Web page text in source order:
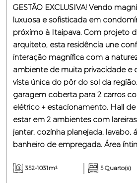
GESTÃO EXCLUSIVA! Vendo
luxuosa e sofisticada em
próximo à Itaipava. Com projeto
arquiteto, esta residência une
interação magnífica com a
ambiente de muita privacidade e
vista única do pôr do sol da
garagem coberta para 2 carros
elétrico + estacionamento. Hall
estar em 2 ambientes com
jantar, cozinha planejada, lavabo,
banheiro de empregada. Área
352-1031m² 5 Quarto(s)